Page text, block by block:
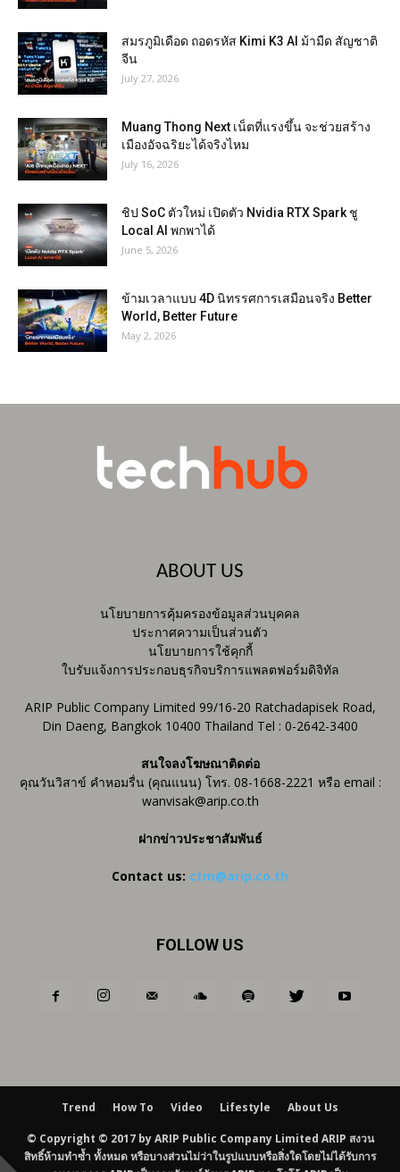
สมรภูมิเดือด ถอดรหัส Kimi K3 AI ม้ามืด สัญชาติ
จีน
July 27, 2026
Muang Thong Next เน็ตที่แรงขึ้น จะช่วยสร้าง
เมืองอัจฉริยะได้จริงไหม
July 16, 2026
ชิป SoC ตัวใหม่ เปิดตัว Nvidia RTX Spark ชู
Local AI พกพาได้
June 5, 2026
ข้ามเวลาแบบ 4D นิทรรศการเสมือนจริง Better
World, Better Future
May 2, 2026
ABOUT US
นโยบายการคุ้มครองข้อมูลส่วนบุคคล
ประกาศความเป็นส่วนตัว
นโยบายการใช้คุกกี้
ใบรับแจ้งการประกอบธุรกิจบริการแพลตฟอร์มดิจิทัล
ARIP Public Company Limited 99/16-20 Ratchadapisek Road,
Din Daeng, Bangkok 10400 Thailand Tel : 0-2642-3400
สนใจลงโฆษณาติดต่อ
คุณวันวิสาข์ คำหอมรื่น (คุณแนน) โทร. 08-1668-2221 หรือ email :
wanvisak@arip.co.th
ฝากข่าวประชาสัมพันธ์
Contact us: ctm@arip.co.th
FOLLOW US
Trend How To Video Lifestyle About Us
© Copyright © 2017 by ARIP Public Company Limited ARIP สงวน
สิทธิ์ห้ามทำซ้ำ ทั้งหมด หรือบางส่วนไม่ว่าในรูปแบบหรือสิ่งใดโดยไม่ได้รับการ